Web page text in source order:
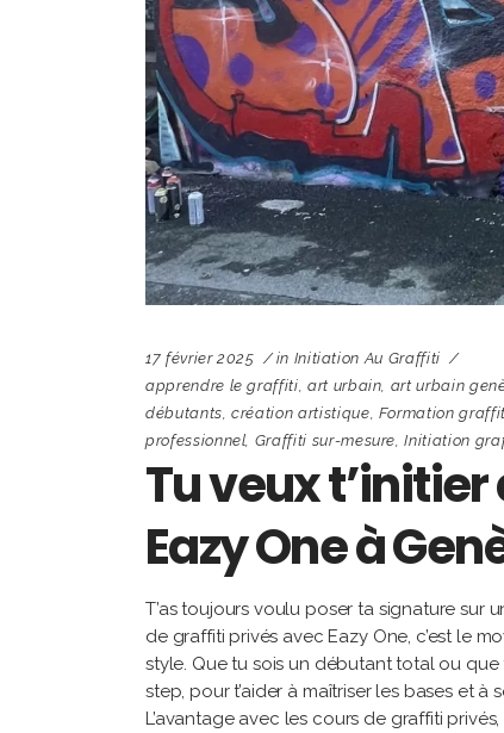
17 février 2025 in Initiation Au Graffiti
apprendre le graffiti art urbain art urbain
débutants ,création artistique Formation
professionnel Graffiti sur-mesure ,Initiation
Tu veux
Eazy One à
T’as toujours voulu poser ta signature sur
de graffiti privés avec Eazy One, c’est le
style. Que tu sois un débutant total ou
step, pour t’aider à maîtriser les bases et
L’avantage avec les cours de graffiti